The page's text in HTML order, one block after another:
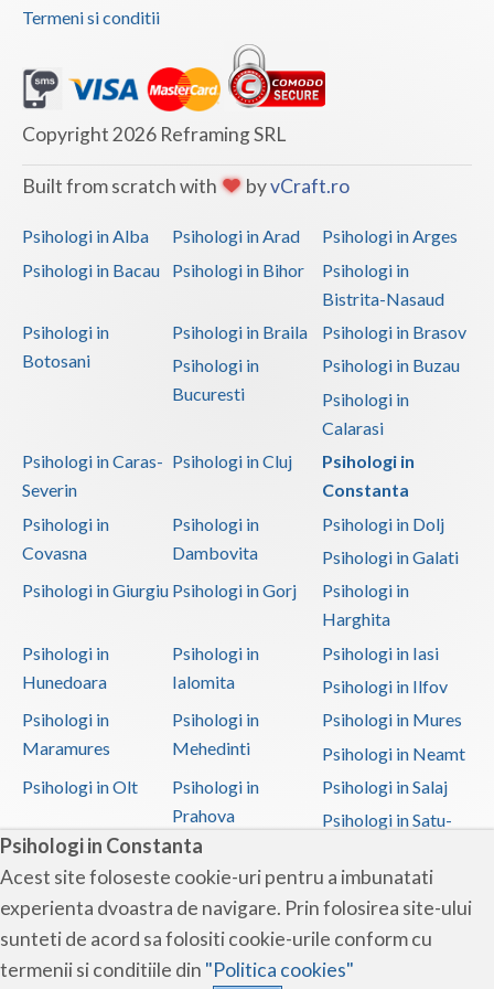
Psihologi in Constanta
Acest site foloseste cookie-uri pentru a imbunatati
experienta dvoastra de navigare. Prin folosirea site-ului
sunteti de acord sa folositi cookie-urile conform cu
termenii si conditiile din "Politica cookies"
Psihoterapie - Interventie psihoterapeutica in ... (1)
Psihoterapie - Interventie psihoterapeutica in ... (1)
Psihoterapie - Interventie psihoterapeutica in ... (1)
Psihoterapie - Interventie psihoterapeutica in ... (1)
Psihoterapie - Interventie psihoterapeutica in ... (1)
Psihoterapie - Interventie psihoterapeutica in ... (1)
Psihoterapie, asistenta si consultanta psihologica (1)
Psihoterapie/ consiliere online (via skype) (1)
Terapie E.M.D.R. (1)
Terapie suportiva pentru persoanele care sufera... (1)
Termeni si conditii
Copyright 2026 Reframing SRL
Built from scratch with byvCraft.ro
Psihologi in Alba Psihologi in Arad
Psihologi in Arges
Psihologi in Bacau
Psihologi in Bihor
Psihologi in
Bistrita-Nasaud
Psihologi in
Botosani
Psihologi in Braila
Psihologi in Brasov
Psihologi in
Bucuresti
Psihologi in Buzau
Psihologi in
Calarasi
Psihologi in Caras-
Severin
Psihologi in Cluj
Psihologi in
Constanta
Psihologi in
Covasna
Psihologi in
Dambovita
Psihologi in Dolj
Psihologi in Galati
Psihologi in Giurgiu Psihologi in Gorj
Psihologi in
Harghita
Psihologi in
Hunedoara
Psihologi in
Ialomita
Psihologi in Iasi
Psihologi in Ilfov
Psihologi in
Maramures
Psihologi in
Mehedinti
Psihologi in Mures
Psihologi in Neamt
Psihologi in Olt
Psihologi in
Prahova
Psihologi in Salaj
Psihologi in Satu-
Psihologi in Sibiu
Psihologi in
Suceava
Psihologi in
Teleorman
Psihologi in Timis
Psihologi in Tulcea Psihologi in Valcea
Psihologi in Vaslui
Psihologi in